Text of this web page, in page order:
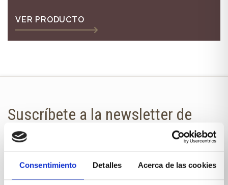
Consentimiento Detalles Acerca de las cookies
VER PRODUCTO
Suscríbete a la newsletter de
Xíkara Interiores
¿Quieres estar al día de todas las
novedades?